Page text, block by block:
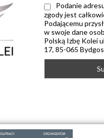
Podanie
zgody jest
Podającemu
w swoje dane
Polską Izbę Kolei
17, 85-065